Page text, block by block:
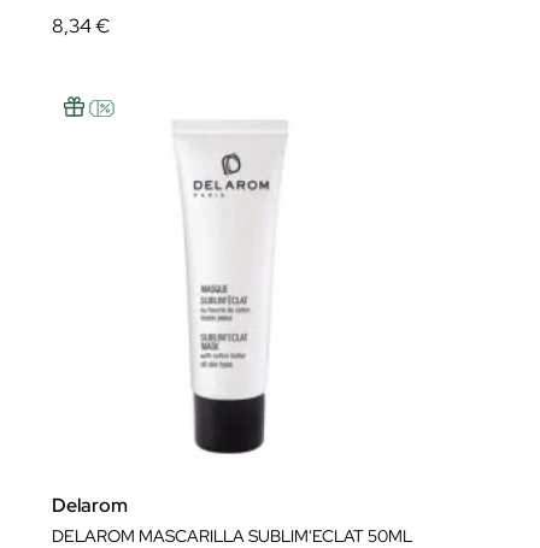
8,34 €
Delarom
DELAROM MASCARILLA SUBLIM'ECLAT 50ML